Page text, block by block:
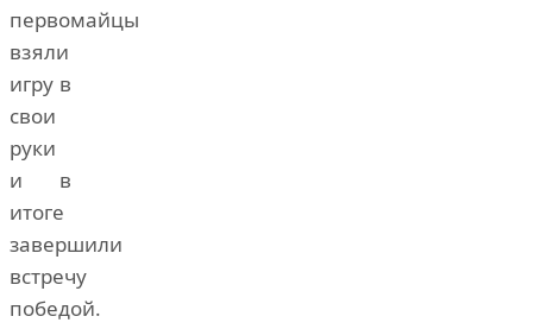
первомайцы
взяли
игру в
свои
руки
и в
итоге
завершили
встречу
победой.